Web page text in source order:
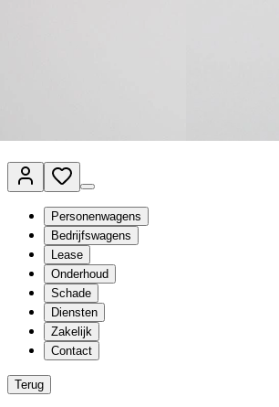
Personenwagens
Bedrijfswagens
Lease
Onderhoud
Schade
Diensten
Zakelijk
Contact
Terug